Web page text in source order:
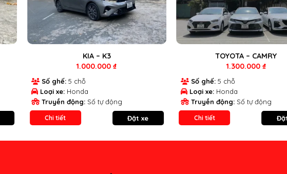
KIA – K3
1.000.000₫
Số ghế:5 chỗ
Loại xe:Honda
Truyền động:Số tự động
Chi tiết Đặt xe
TOYOTA – CAMRY
1.300.000 ₫
Số ghế:5 chỗ
Loại xe:Honda
Truyền động:Số tự động
Chi tiết